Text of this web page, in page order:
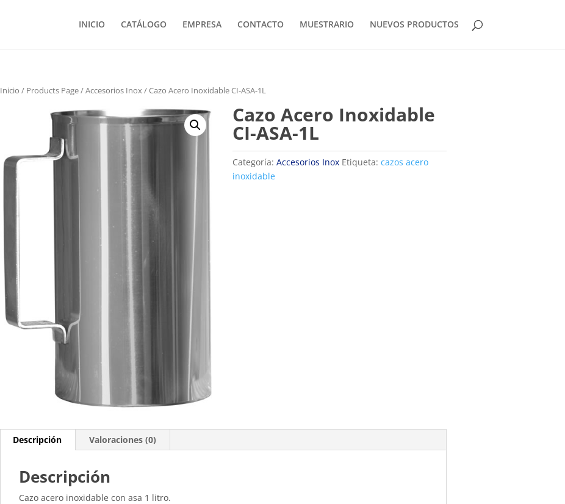
INICIO CATÁLOGO EMPRESA CONTACTO MUESTRARIO NUEVOS PRODUCTOS
Inicio / Products Page/Accesorios Inox/ Cazo Acero Inoxidable CI-ASA-1L
Cazo Acero Inoxidable
CI-ASA-1L
Categoría: Accesorios Inox Etiqueta: cazos acero
inoxidable
Descripción Valoraciones (0)
Descripción
Cazo acero inoxidable con asa 1 litro.